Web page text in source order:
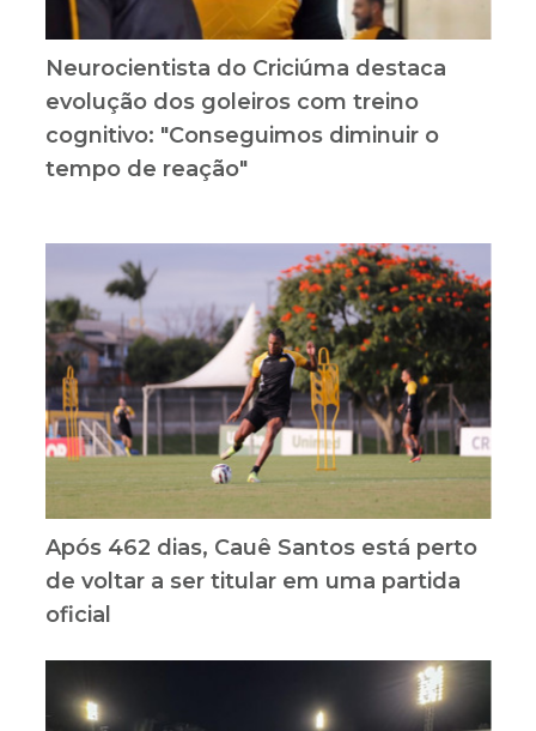
Neurocientista do Criciúma destaca
evolução dos goleiros com treino
cognitivo: "Conseguimos diminuir o
tempo de reação"
Após 462 dias, Cauê Santos está perto
de voltar a ser titular em uma partida
oficial